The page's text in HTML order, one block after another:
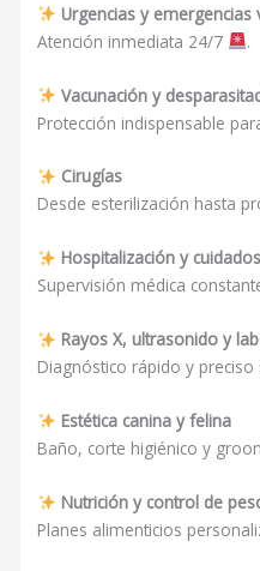
Urgencias y emergencias
Atención inmediata 24/7
.
Vacunación y
Protección indispensable
Cirugías
Desde esterilización hasta
Hospitalización y
Supervisión médica
Rayos X, ultrasonido y
Diagnóstico rápido y preciso
Estética canina y felina
Baño, corte higiénico y
Nutrición y control de
Planes alimenticios